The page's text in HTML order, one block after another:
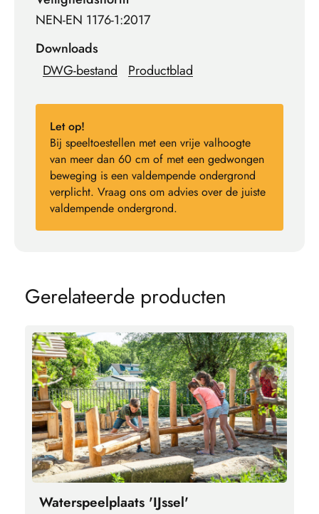
NEN-EN 1176-1:2017
Downloads
DWG-bestand
Productblad
Let op!
Bij speeltoestellen met een vrije valhoogte
van meer dan 60 cm of met een gedwongen
beweging is een valdempende ondergrond
verplicht. Vraag ons om advies over de juiste
valdempende ondergrond.
Gerelateerde producten
Waterspeelplaats 'IJssel'